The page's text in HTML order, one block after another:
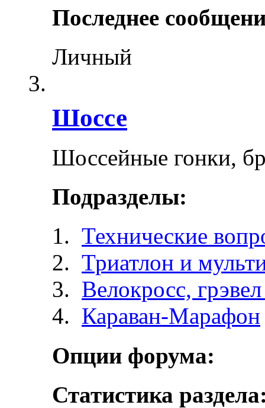
Последнее
Личный
Шоссе
Шоссейные гонки,
Подразделы:
Технические
Триатлон и
Велокросc,
Караван-Марафон
Опции форума:
Статистика